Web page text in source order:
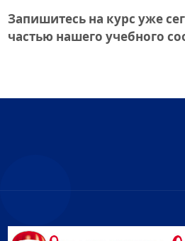
Запишитесь на курс уже
частью нашего учебного